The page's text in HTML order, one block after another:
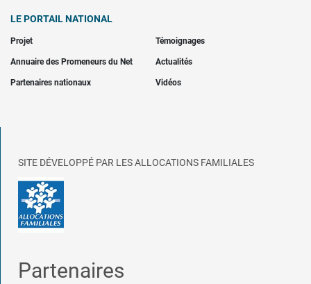
LE PORTAIL NATIONAL
Projet Témoignages
Annuaire des Promeneurs du Net Actualités
Partenaires nationaux Vidéos
SITE DÉVELOPPÉ PAR LES ALLOCATIONS FAMILIALES
Partenaires